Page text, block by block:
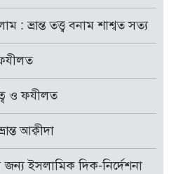
: ভ্রান্ত তত্ত্ব বনাম শাশ্বত সত্য
ও ফযীলত
আক্বীদা
জন্য ইসলামিক দিক-নির্দেশনা